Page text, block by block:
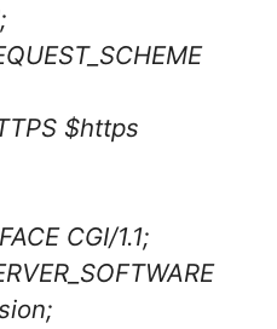
$https
CGI/1.1;